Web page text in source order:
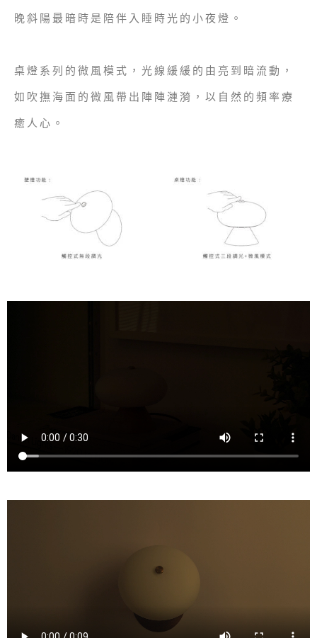
晚斜陽最暗時是陪伴入睡時光的小夜燈。
桌燈系列的微風模式，光線緩緩的由亮到暗流動，
如吹撫海面的微風帶出陣陣漣漪，以自然的頻率療
癒人心。